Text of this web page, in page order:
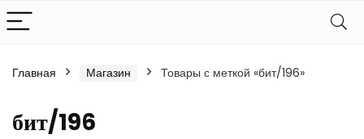
Главная Магазин Товары с меткой «бит/196»
бит/196